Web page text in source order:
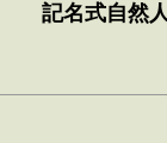
記名式自然